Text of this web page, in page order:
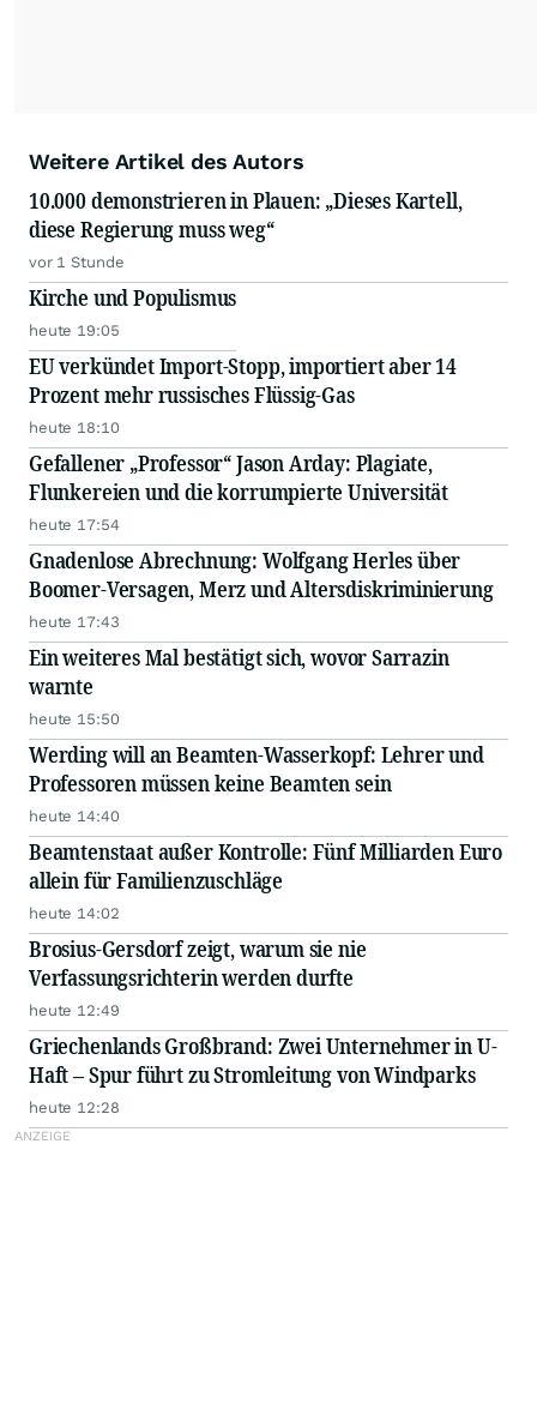
Weitere Artikel des Autors
10.000 demonstrieren in Plauen: „Dieses Kartell,
diese Regierung muss weg“
vor 1 Stunde
Kirche und Populismus
heute 19:05
EU verkündet Import-Stopp, importiert aber 14
Prozent mehr russisches Flüssig-Gas
heute 18:10
Gefallener „Professor“ Jason Arday: Plagiate,
Flunkereien und die korrumpierte Universität
heute 17:54
Gnadenlose Abrechnung: Wolfgang Herles über
Boomer-Versagen, Merz und Altersdiskriminierung
heute 17:43
Ein weiteres Mal bestätigt sich, wovor Sarrazin
warnte
heute 15:50
Werding will an Beamten-Wasserkopf: Lehrer und
Professoren müssen keine Beamten sein
heute 14:40
Beamtenstaat außer Kontrolle: Fünf Milliarden Euro
allein für Familienzuschläge
heute 14:02
Brosius-Gersdorf zeigt, warum sie nie
Verfassungsrichterin werden durfte
heute 12:49
Griechenlands Großbrand: Zwei Unternehmer in U-
Haft – Spur führt zu Stromleitung von Windparks
heute 12:28